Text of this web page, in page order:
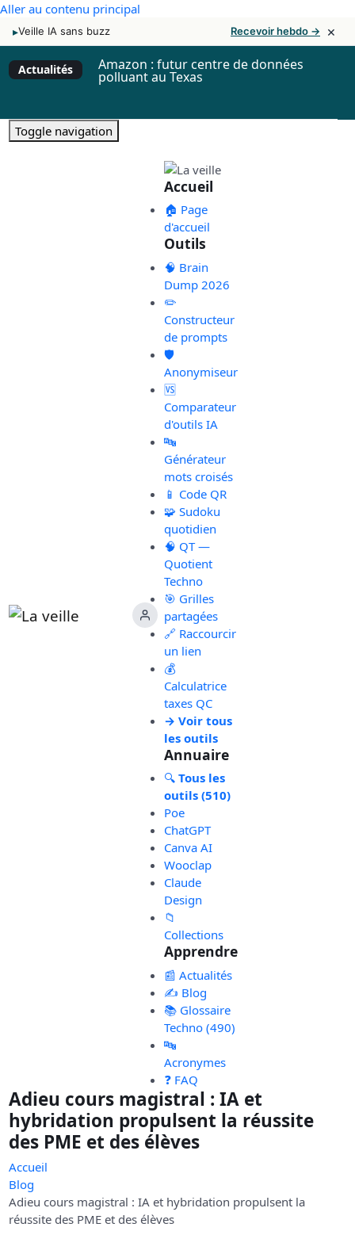
Aller au contenu principal
▸Veille IA sans buzz Recevoir hebdo → ×
Actualités Amazon : futur centre de données
polluant au Texas
Toggle navigation
Accueil
🏠 Page
d'accueil
Outils
🧠 Brain
Dump 2026
✏️
Constructeur
de prompts
🛡️
Anonymiseur
🆚
Comparateur
d'outils IA
🔤
Générateur
mots croisés
📱 Code QR
🧩 Sudoku
quotidien
🧠 QT —
Quotient
Techno
🎯 Grilles
partagées
🔗 Raccourcir
un lien
💰
Calculatrice
taxes QC
→ Voir tous
les outils
Annuaire
🔍 Tous les
outils (510)
Poe
ChatGPT
Canva AI
Wooclap
Claude
Design
📁
Collections
Apprendre
📰 Actualités
✍️ Blog
📚 Glossaire
Techno (490)
🔤
Acronymes
❓ FAQ
Adieu cours magistral : IA et
hybridation propulsent la réussite
des PME et des élèves
Accueil
Blog
Adieu cours magistral : IA et hybridation propulsent la
réussite des PME et des élèves